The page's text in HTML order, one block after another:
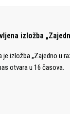
izložba
je izložba „Zajedno u
otvara u 16 časova.